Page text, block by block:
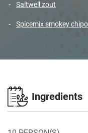
saltwell zout
spicemix smokey
Ingredients